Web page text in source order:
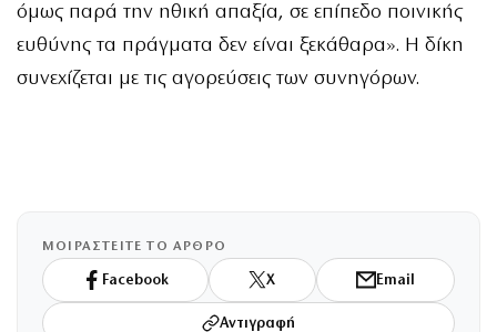
όμως παρά την ηθική απαξία, σε επίπεδο ποινικής
ευθύνης τα πράγματα δεν είναι ξεκάθαρα». Η δίκη
συνεχίζεται με τις αγορεύσεις των συνηγόρων.
ΜΟΙΡΑΣΤΕΙΤΕ ΤΟ ΑΡΘΡΟ
Facebook X Email
Αντιγραφή